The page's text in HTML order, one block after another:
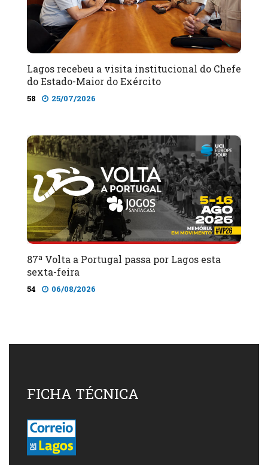
Lagos recebeu a visita institucional do Chefe
do Estado-Maior do Exército
58 25/07/2026
87ª Volta a Portugal passa por Lagos esta
sexta-feira
54 06/08/2026
FICHA TÉCNICA